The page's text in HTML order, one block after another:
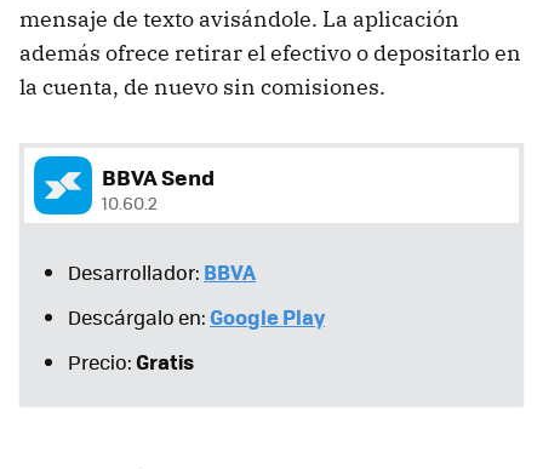
mensaje de texto avisándole. La aplicación
además ofrece retirar el efectivo o depositarlo en
la cuenta, de nuevo sin comisiones.
BBVA Send
10.60.2
Desarrollador: BBVA
Descárgalo en: Google Play
Precio:Gratis